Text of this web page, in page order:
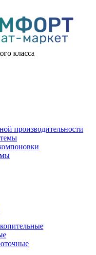
класса
производительности